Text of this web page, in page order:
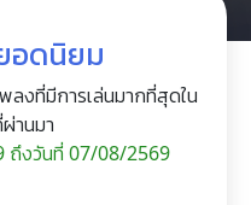
อดนิยม
ลงที่มีการเล่นมากที่สุดใน
านมา
ถึงวันที่ 07/08/2569